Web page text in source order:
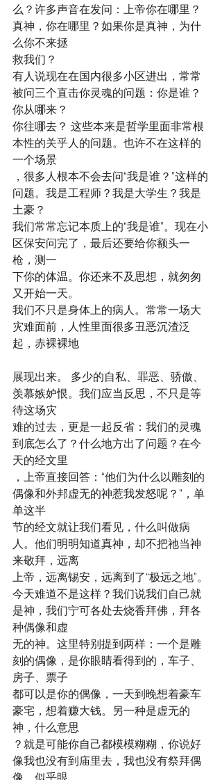
么？许多声音在发问：上帝你在哪里？
真神，你在哪里？如果你是真神，为什
么你不来拯
救我们？
有人说现在在国内很多小区进出，常常
被问三个直击你灵魂的问题：你是谁？
你从哪来？
你往哪去？ 这些本来是哲学里面非常根
本性的关乎人的问题。也许不在这样的
一个场景
，很多人根本不会去问“我是谁？”这样的
问题。我是工程师？我是大学生？我是
土豪？
我们常常忘记本质上的“我是谁”。现在小
区保安问完了，最后还要给你额头一
枪，测一
下你的体温。你还来不及思想，就匆匆
又开始一天。
我们不只是身体上的病人。常常一场大
灾难面前，人性里面很多丑恶沉渣泛
起，赤裸裸地
展现出来。 多少的自私、罪恶、骄傲、
羡慕嫉妒恨。我们应当反思，不只是等
待这场灾
难的过去，更是一起反省：我们的灵魂
到底怎么了？什么地方出了问题？在今
天的经文里
，上帝直接回答：“他们为什么以雕刻的
偶像和外邦虚无的神惹我发怒呢？”，单
单这半
节的经文就让我们看见，什么叫做病
人。他们明明知道真神，却不把祂当神
来敬拜，远离
上帝，远离锡安，远离到了“极远之地”。
今天难道不是这样？我们说我们自己就
是神，我们宁可各处去烧香拜佛，拜各
种偶像和虚
无的神。这里特别提到两样：一个是雕
刻的偶像，是你眼睛看得到的，车子、
房子、票子
都可以是你的偶像，一天到晚想着豪车
豪宅，想着赚大钱。另一种是虚无的
神，什么意思
？就是可能你自己都模模糊糊，你说好
像我也没有到庙里去，我也没有祭拜偶